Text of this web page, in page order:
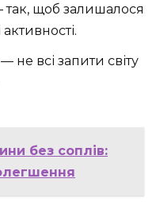
щоб залишалося
— не всі запити світу
без соплів: